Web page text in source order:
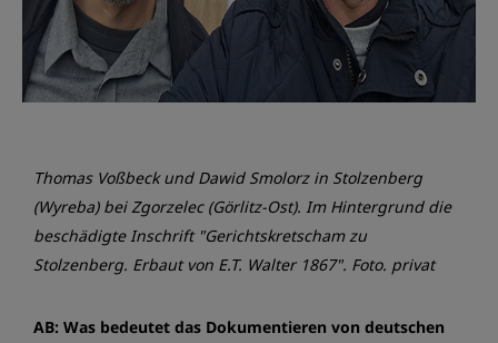
Thomas Voßbeck und Dawid Smolorz in Stolzenberg
(Wyreba) bei Zgorzelec (Görlitz-Ost). Im Hintergrund die
beschädigte Inschrift "Gerichtskretscham zu
Stolzenberg. Erbaut von E.T. Walter 1867". Foto. privat
AB: Was bedeutet das Dokumentieren von deutschen